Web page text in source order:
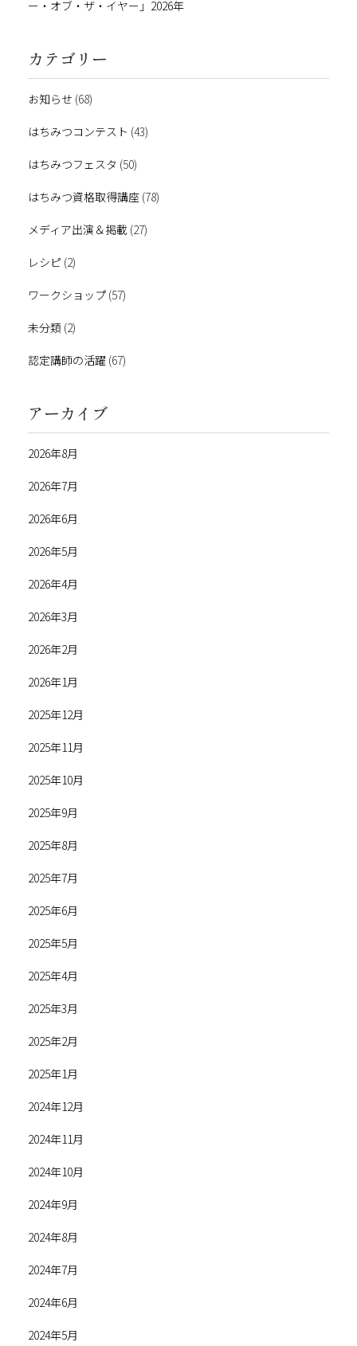
ー・オブ・ザ・イヤー」2026年
カテゴリー
お知らせ (68)
はちみつコンテスト (43)
はちみつフェスタ (50)
はちみつ資格取得講座 (78)
メディア出演＆掲載 (27)
レシピ (2)
ワークショップ (57)
未分類 (2)
認定講師の活躍 (67)
アーカイブ
2026年8月
2026年7月
2026年6月
2026年5月
2026年4月
2026年3月
2026年2月
2026年1月
2025年12月
2025年11月
2025年10月
2025年9月
2025年8月
2025年7月
2025年6月
2025年5月
2025年4月
2025年3月
2025年2月
2025年1月
2024年12月
2024年11月
2024年10月
2024年9月
2024年8月
2024年7月
2024年6月
2024年5月